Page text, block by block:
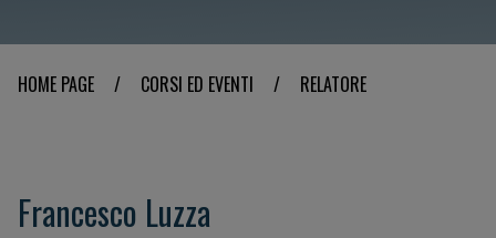
HOME PAGE / CORSI ED EVENTI / RELATORE
Francesco Luzza